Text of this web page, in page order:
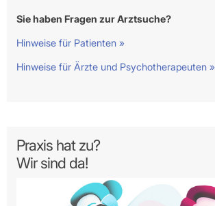
Sie haben Fragen zur Arztsuche?
Hinweise für Patienten »
Hinweise für Ärzte und Psychotherapeuten »
Praxis hat zu?
Wir sind da!